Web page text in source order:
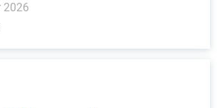
2026